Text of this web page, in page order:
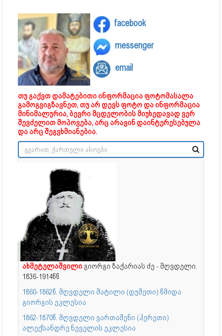
facebook
messenger
email
თუ გაქვთ დამატებითი ინფორმაცია ფოტომასალა
გამოგვიგზავნეთ, თუ არ დევს ფოტო და ინფორმაცია
მინიმალურია, ბევრი მცდელობის მიუხედავად ვერ
შევძელით მოპოვება, არც არავინ დაინტერესებულა
და არც შეგვხმიანებია.
ახმეტელაშვილი გიორგი ზაქარიას ძე - მღვდელი.
1836-1914წწ
1860-1862წ. მღვდელი შატილი (დუშეთი) წმიდა
გიორგის ეკლესია
1862-1870წ. მღვდელი ვართაშენი (ჰერეთი)
ალექსანდრე ნეველის ეკლესია